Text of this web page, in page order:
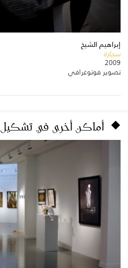
إبراهيم الشيخ
سجارة
2009
تصوير فوتوغرافي
أماكن أخرى في تشكيل